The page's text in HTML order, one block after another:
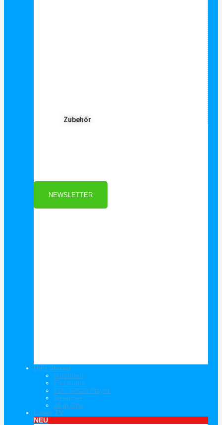
Zubehör
Als Danke schön für Ihre Anmeldung
NEWSLETTER
HiFi Stereo
Vorstufen
Endstufen
CD / SACD Player
Streamer
All in One
Laser TV
NEU